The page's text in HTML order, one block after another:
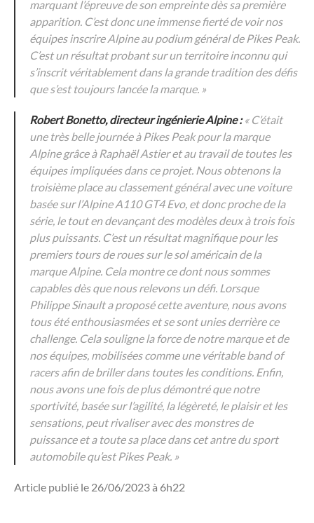
marquant l’épreuve de son empreinte dès sa première
apparition. C’est donc une immense fierté de voir nos
équipes inscrire Alpine au podium général de Pikes Peak.
C’est un résultat probant sur un territoire inconnu qui
s’inscrit véritablement dans la grande tradition des défis
que s’est toujours lancée la marque. »
Robert Bonetto, directeur ingénierie Alpine :« C’était
une très belle journée à Pikes Peak pour la marque
Alpine grâce à Raphaël Astier et au travail de toutes les
équipes impliquées dans ce projet. Nous obtenons la
troisième place au classement général avec une voiture
basée sur l’Alpine A110 GT4 Evo, et donc proche de la
série, le tout en devançant des modèles deux à trois fois
plus puissants. C’est un résultat magnifique pour les
premiers tours de roues sur le sol américain de la
marque Alpine. Cela montre ce dont nous sommes
capables dès que nous relevons un défi. Lorsque
Philippe Sinault a proposé cette aventure, nous avons
tous été enthousiasmées et se sont unies derrière ce
challenge. Cela souligne la force de notre marque et de
nos équipes, mobilisées comme une véritable band of
racers afin de briller dans toutes les conditions. Enfin,
nous avons une fois de plus démontré que notre
sportivité, basée sur l’agilité, la légèreté, le plaisir et les
sensations, peut rivaliser avec des monstres de
puissance et a toute sa place dans cet antre du sport
automobile qu’est Pikes Peak. »
Article publié le 26/06/2023 à 6h22